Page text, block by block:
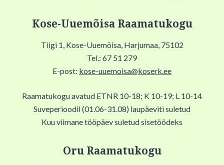
Kose-Uuemõisa Raamatukogu
Tiigi 1, Kose-Uuemõisa, Harjumaa, 75102
Tel.: 67 51 279
E-post: kose-uuemoisa@koserk.ee
Raamatukogu avatud ETNR 10-18; K 10-19; L 10-14
Suveperioodil (01.06-31.08) laupäeviti suletud
Kuu viimane tööpäev suletud sisetöödeks
Oru Raamatukogu